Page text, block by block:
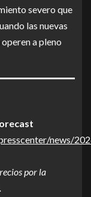
severo que
las nuevas
a pleno
news/
por la